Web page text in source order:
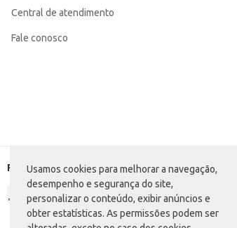
Usamos cookies para melhorar a navegação,
desempenho e segurança do site,
personalizar o conteúdo, exibir anúncios e
obter estatísticas. As permissões podem ser
Central de atendimento
Fale conosco
Formas de pagamento